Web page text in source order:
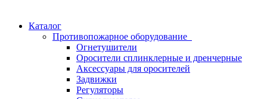
Каталог
Противопожарное оборудование
Огнетушители
Оросители сплинклерные и дренчерные
Аксессуары для оросителей
Задвижки
Регуляторы